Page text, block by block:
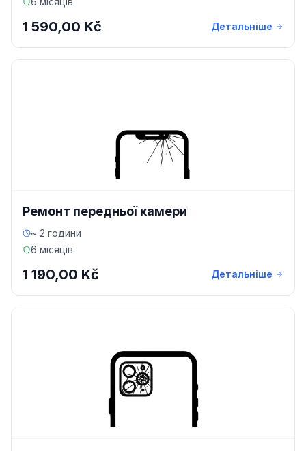
1 590,00 Kč Детальніше
Ремонт передньої камери
~ 2 години
6 місяців
1 190,00 Kč Детальніше